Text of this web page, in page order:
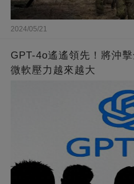
2024/05/21
GPT-4o遙遙領先！將沖
微軟壓力越來越大